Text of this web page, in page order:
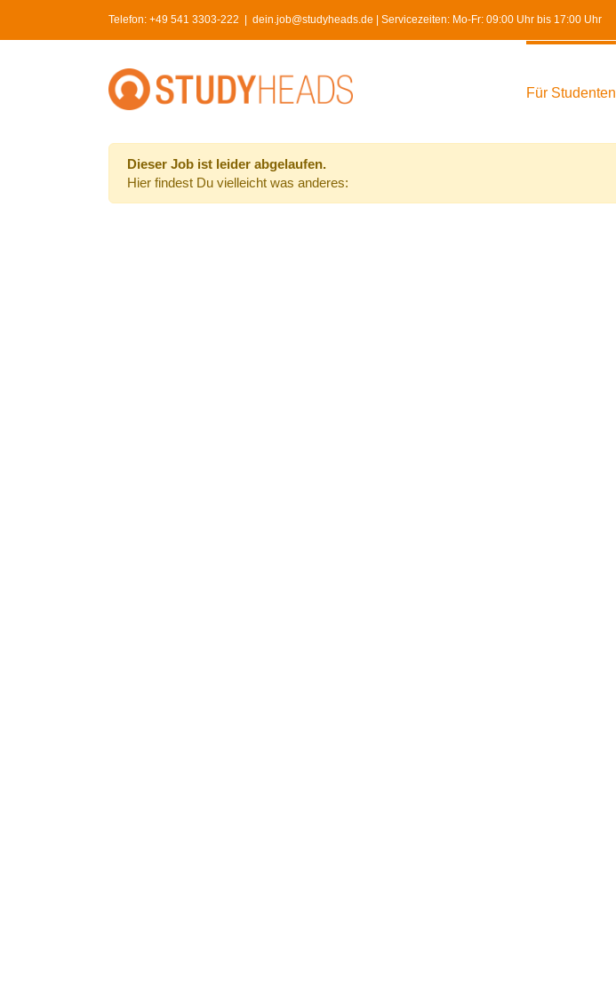
Telefon: +49 541 3303-222 dein.job@studyheads.de | Servicezeiten: Mo-Fr: 09:00 Uhr bis 17:00 Uhr
Für Studenten
Dieser Job ist leider abgelaufen.
Hier findest Du vielleicht was anderes: